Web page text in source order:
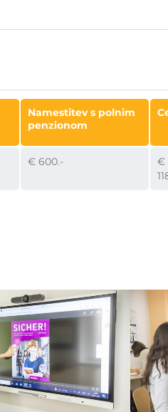
Namestitev s polnim
penzionom
€ 600.-
€